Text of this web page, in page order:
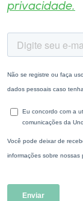
privacidade.